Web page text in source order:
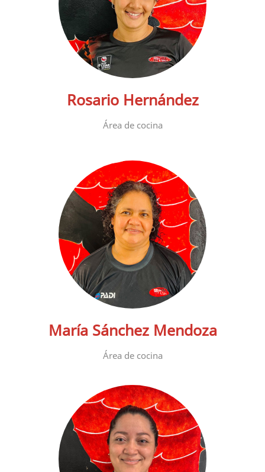
Rosario Hernández
Área de cocina
María Sánchez Mendoza
Área de cocina